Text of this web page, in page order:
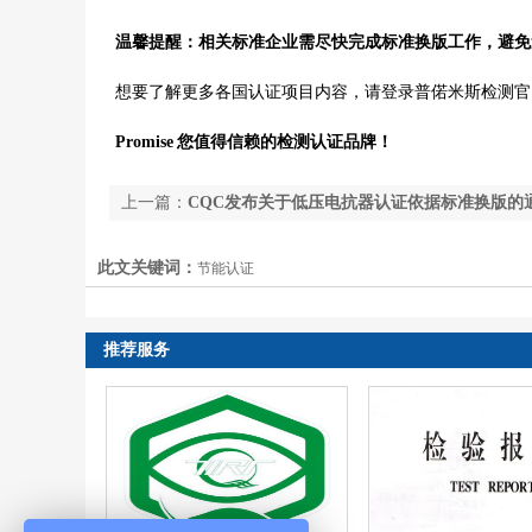
温馨提醒：相关标准企业需尽快完成标准换版工作，避
想要了解更多各国认证项目内容，请登录普偌米斯检测
Promise 您值得信赖的检测认证品牌！
上一篇： CQC发布关于低压电抗器认证依据标准换版的
此文关键词： 节能认证
推荐服务